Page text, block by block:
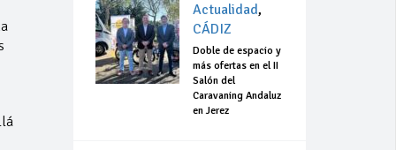
Actualidad,
CÁDIZ
Doble de espacio y
más ofertas en el II
Salón del
Caravaning Andaluz
en Jerez